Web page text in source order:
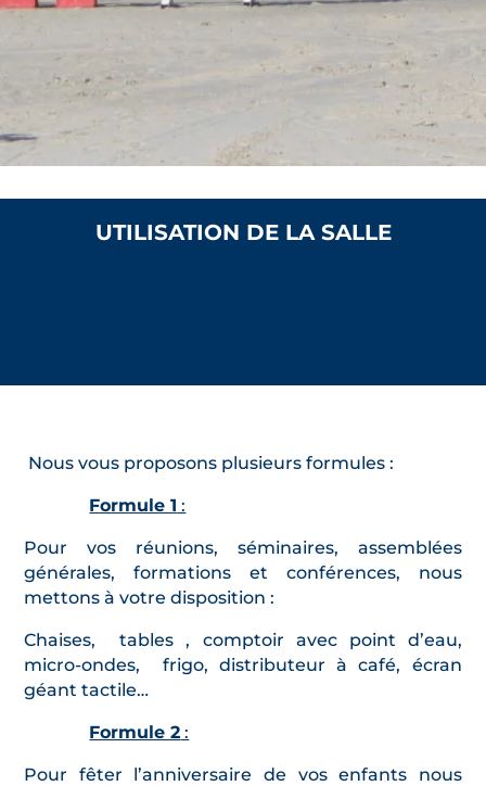
UTILISATION DE LA SALLE
Nous vous proposons plusieurs formules :
Formule 1 :
Pour vos réunions, séminaires, assemblées
générales, formations et conférences, nous
mettons à votre disposition :
Chaises, tables , comptoir avec point d’eau,
micro-ondes, frigo, distributeur à café, écran
géant tactile…
Formule 2 :
Pour fêter l’anniversaire de vos enfants nous